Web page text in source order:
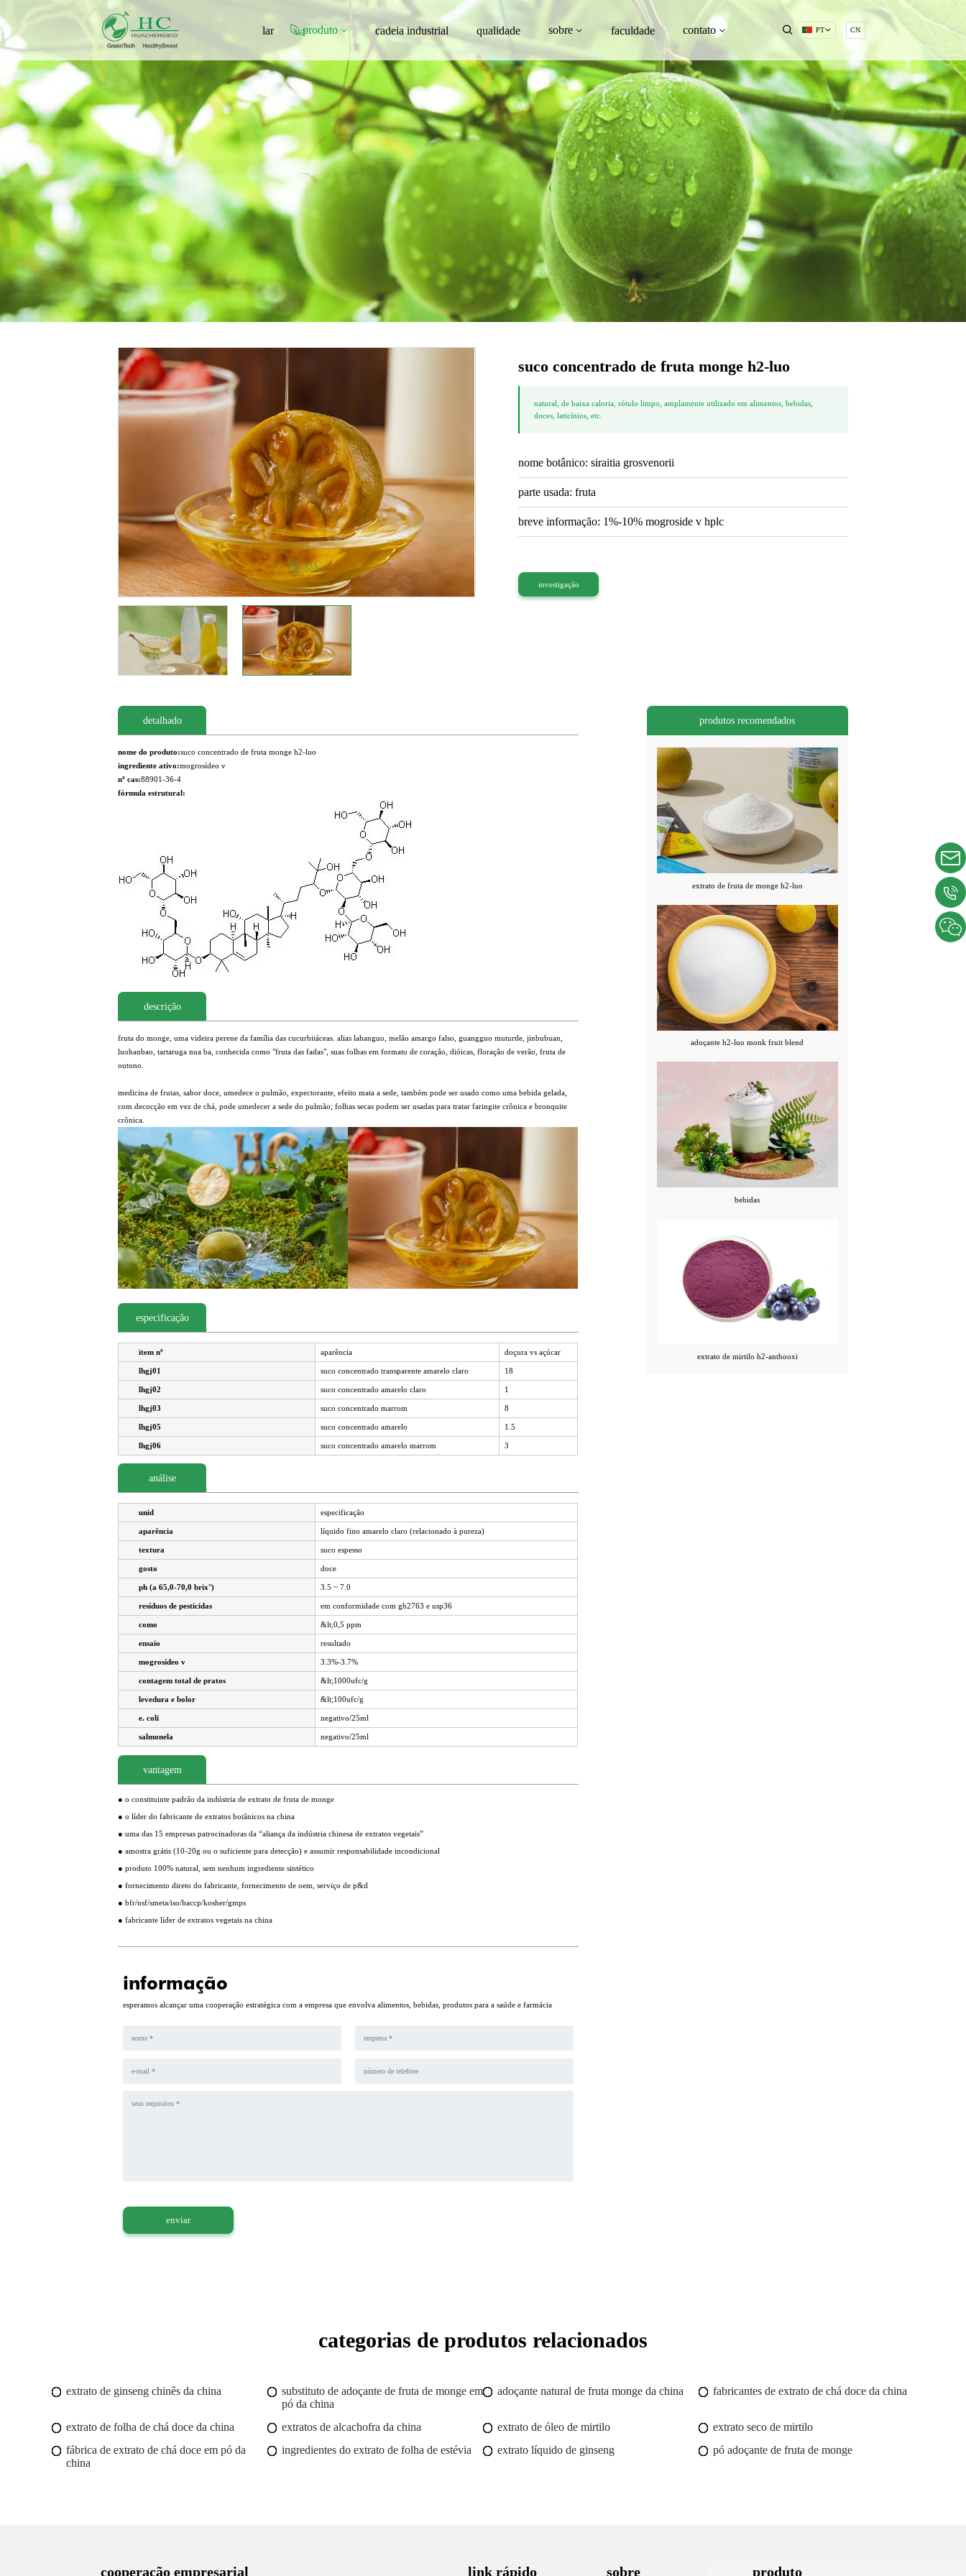
lar produto cadeia industrial qualidade sobre faculdade contato PT CN
suco concentrado de fruta monge h2-luo
natural, de baixa caloria, rótulo limpo, amplamente utilizado em alimentos, bebidas,
doces, laticínios, etc.
nome botânico: siraitia grosvenorii
parte usada: fruta
breve informação: 1%-10% mogroside v hplc
investigação
detalhado
nome do produto:suco concentrado de fruta monge h2-luo
ingrediente ativo:mogrosídeo v
nº cas:88901-36-4
fórmula estrutural:
descrição
fruta do monge, uma videira perene da família das cucurbitáceas. alias ​​lahanguo, melão amargo falso, guangguo muturtle, jinbubuan,
luohanbao, tartaruga nua ba, conhecida como "fruta das fadas", suas folhas em formato de coração, dióicas, floração de verão, fruta de
outono.
medicina de frutas, sabor doce, umedece o pulmão, expectorante, efeito mata a sede, também pode ser usado como uma bebida gelada,
com decocção em vez de chá, pode umedecer a sede do pulmão; folhas secas podem ser usadas para tratar faringite crônica e bronquite
crônica.
especificação
item nº aparência doçura vs açúcar
lhgj01 suco concentrado transparente amarelo claro 18
lhgj02 suco concentrado amarelo claro 1
lhgj03 suco concentrado marrom 8
lhgj05 suco concentrado amarelo 1.5
lhgj06 suco concentrado amarelo marrom 3
análise
unid especificação
aparência líquido fino amarelo claro (relacionado à pureza)
textura suco espesso
gosto doce
ph (a 65,0-70,0 brix°) 3.5 ~ 7.0
resíduos de pesticidas em conformidade com gb2763 e usp36
como &lt;0,5 ppm
ensaio resultado
mogrosídeo v 3.3%-3.7%
contagem total de pratos &lt;1000ufc/g
levedura e bolor &lt;100ufc/g
e. coli negativo/25ml
salmonela negativo/25ml
vantagem
● o constituinte padrão da indústria de extrato de fruta de monge
● o líder do fabricante de extratos botânicos na china
● uma das 15 empresas patrocinadoras da “aliança da indústria chinesa de extratos vegetais”
● amostra grátis (10-20g ou o suficiente para detecção) e assumir responsabilidade incondicional
● produto 100% natural, sem nenhum ingrediente sintético
● fornecimento direto do fabricante, fornecimento de oem, serviço de p&d
● bfr/nsf/smeta/iso/haccp/kosher/gmps
● fabricante líder de extratos vegetais na china
informação
esperamos alcançar uma cooperação estratégica com a empresa que envolva alimentos, bebidas, produtos para a saúde e farmácia
enviar
produtos recomendados
extrato de fruta de monge h2-luo
adoçante h2-luo monk fruit blend
bebidas
extrato de mirtilo h2-anthooxi
categorias de produtos relacionados
extrato de ginseng chinês da china
substituto de adoçante de fruta de monge em
pó da china
adoçante natural de fruta monge da china fabricantes de extrato de chá doce da china
extrato de folha de chá doce da china extratos de alcachofra da china extrato de óleo de mirtilo
extrato seco de mirtilo
fábrica de extrato de chá doce em pó da
china
ingredientes do extrato de folha de estévia extrato líquido de ginseng pó adoçante de fruta de monge
cooperação empresarial link rápido sobre produto